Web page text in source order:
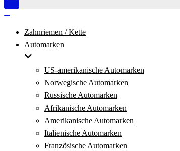
Navigation
Zahnriemen / Kette
Automarken
US-amerikanische Automarken
Norwegische Automarken
Russische Automarken
Afrikanische Automarken
Amerikanische Automarken
Italienische Automarken
Französische Automarken